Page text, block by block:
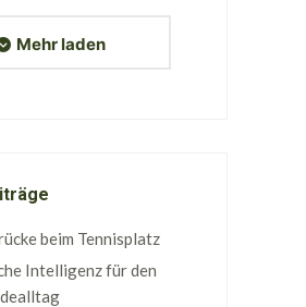
Mehr laden
beim Tennisplatz
Intelligenz für den